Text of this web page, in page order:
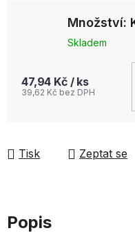
Množství:
Skladem
47,94 Kč / ks
39,62 Kč bez DPH
Tisk Zeptat se
Popis